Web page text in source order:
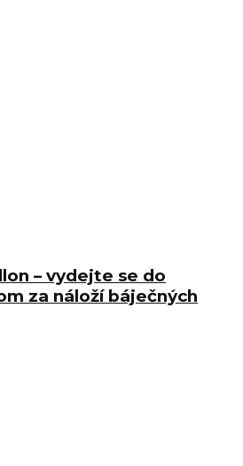
– vydejte se do
za náloží báječných